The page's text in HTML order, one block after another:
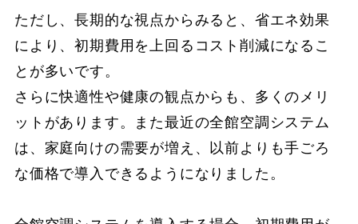
ただし、長期的な視点からみると、省エネ効果
により、初期費用を上回るコスト削減になるこ
とが多いです。
さらに快適性や健康の観点からも、多くのメリ
ットがあります。また最近の全館空調システム
は、家庭向けの需要が増え、以前よりも手ごろ
な価格で導入できるようになりました。